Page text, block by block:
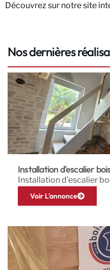
Découvrez sur notre site
Nos dernières
Installation d'escalier
Installation d’escalier
Voir L'annonce